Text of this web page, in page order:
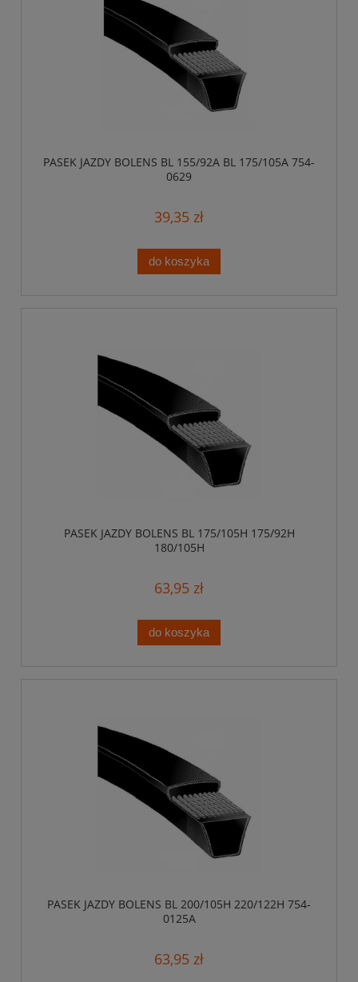
PASEK JAZDY BOLENS BL 155/92A BL 175/105A 754-
0629
39,35 zł
do koszyka
PASEK JAZDY BOLENS BL 175/105H 175/92H
180/105H
63,95 zł
do koszyka
PASEK JAZDY BOLENS BL 200/105H 220/122H 754-
0125A
63,95 zł